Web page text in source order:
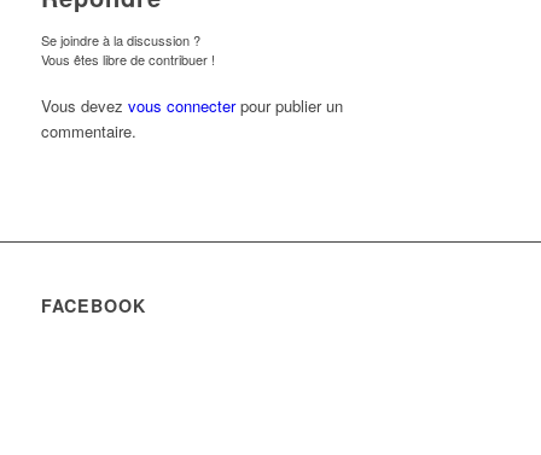
Se joindre à la discussion ?
Vous êtes libre de contribuer !
Vous devez vous connecterpour publier un
commentaire.
FACEBOOK